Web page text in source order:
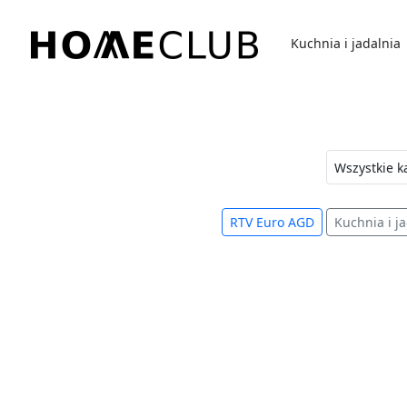
treści
Kuchnia i jadalnia
RTV Euro AGD Kuchnia i